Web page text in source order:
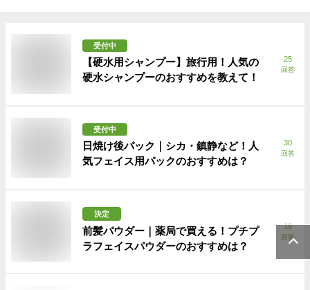
受付中
【硬水用シャンプー】旅行用！人気の
硬水シャンプーのおすすめを教えて！
25
回答
受付中
日焼け後パック｜シカ・鎮静など！人
気フェイス用パックのおすすめは？
30
回答
決定
前髪パウダー｜薬局で買える！プチプ
ラフェイスパウダーのおすすめは？
19
回答